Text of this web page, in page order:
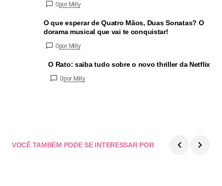
0por Milly
O que esperar de Quatro Mãos, Duas Sonatas? O
dorama musical que vai te conquistar!
0por Milly
O Rato: saiba tudo sobre o novo thriller da Netflix
0por Milly
VOCÊ TAMBÉM PODE SE INTERESSAR POR